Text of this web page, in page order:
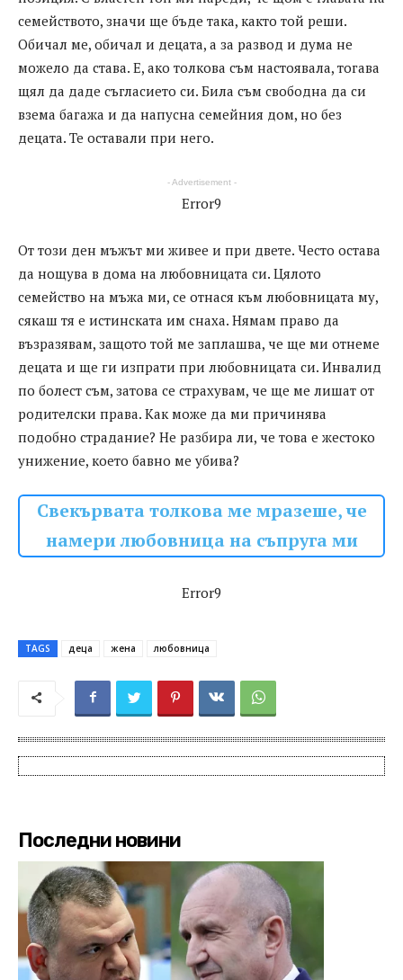
семейството, значи ще бъде така, както той реши.
Обичал ме, обичал и децата, а за развод и дума не
можело да става. Е, ако толкова съм настоявала, тогава
щял да даде съгласието си. Била съм свободна да си
взема багажа и да напусна семейния дом, но без
децата. Те оставали при него.
- Advertisement -
Error9
От този ден мъжът ми живее и при двете. Често остава
да нощува в дома на любовницата си. Цялото
семейство на мъжа ми, се отнася към любовницата му,
сякаш тя е истинската им снаха. Нямам право да
възразявам, защото той ме заплашва, че ще ми отнеме
децата и ще ги изпрати при любовницата си. Инвалид
по болест съм, затова се страхувам, че ще ме лишат от
родителски права. Как може да ми причинява
подобно страдание? Не разбира ли, че това е жестоко
унижение, което бавно ме убива?
Свекървата толкова ме мразеше, че
намери любовница на съпруга ми
Error9
TAGS деца жена любовница
Последни новини